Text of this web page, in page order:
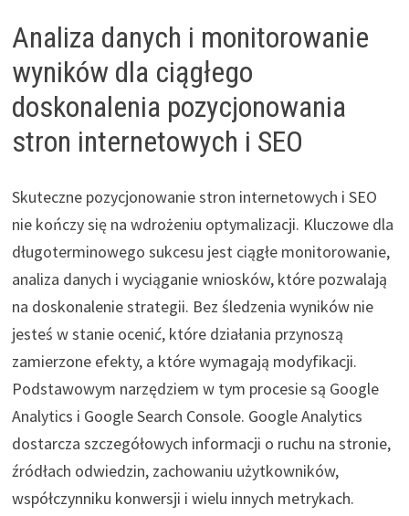
Analiza danych i monitorowanie
wyników dla ciągłego
doskonalenia pozycjonowania
stron internetowych i SEO
Skuteczne pozycjonowanie stron internetowych i SEO
nie kończy się na wdrożeniu optymalizacji. Kluczowe dla
długoterminowego sukcesu jest ciągłe monitorowanie,
analiza danych i wyciąganie wniosków, które pozwalają
na doskonalenie strategii. Bez śledzenia wyników nie
jesteś w stanie ocenić, które działania przynoszą
zamierzone efekty, a które wymagają modyfikacji.
Podstawowym narzędziem w tym procesie są Google
Analytics i Google Search Console. Google Analytics
dostarcza szczegółowych informacji o ruchu na stronie,
źródłach odwiedzin, zachowaniu użytkowników,
współczynniku konwersji i wielu innych metrykach.